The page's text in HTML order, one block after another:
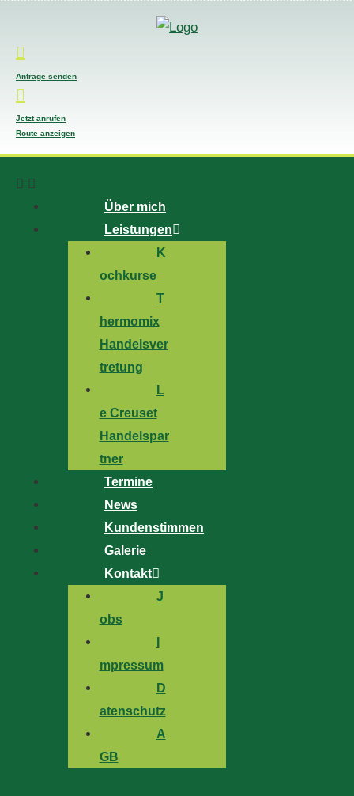
Anfrage senden
Jetzt anrufen
Route anzeigen
Über mich
Leistungen
K
ochkurse
T
hermomix
Handelsver
tretung
L
e Creuset
Handelspar
tner
Termine
News
Kundenstimmen
Galerie
Kontakt
J
obs
mpressum
D
atenschutz
A
GB